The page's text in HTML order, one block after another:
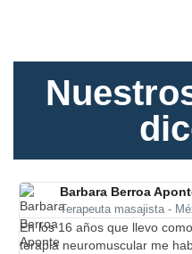
Barbara Berroa
Terapeuta masajista -
En los 16 años que llevo
terapia neuromuscular me